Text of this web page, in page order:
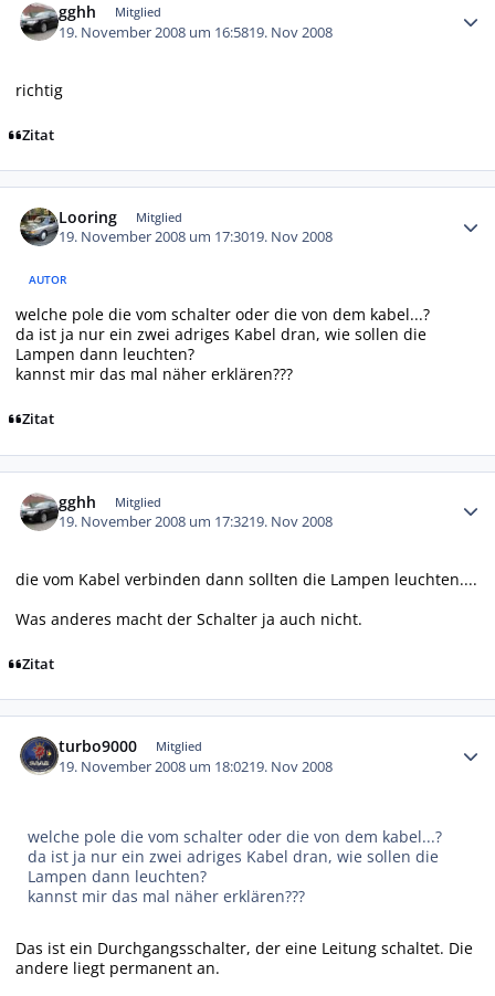
gghh Mitglied
19. November 2008 um 16:5819. Nov 2008
richtig
Zitat
Looring Mitglied
19. November 2008 um 17:3019. Nov 2008
AUTOR
welche pole die vom schalter oder die von dem kabel...?
da ist ja nur ein zwei adriges Kabel dran, wie sollen die
Lampen dann leuchten?
kannst mir das mal näher erklären???
Zitat
gghh Mitglied
19. November 2008 um 17:3219. Nov 2008
die vom Kabel verbinden dann sollten die Lampen leuchten....
Was anderes macht der Schalter ja auch nicht.
Zitat
turbo9000 Mitglied
19. November 2008 um 18:0219. Nov 2008
welche pole die vom schalter oder die von dem kabel...?
da ist ja nur ein zwei adriges Kabel dran, wie sollen die
Lampen dann leuchten?
kannst mir das mal näher erklären???
Das ist ein Durchgangsschalter, der eine Leitung schaltet. Die
andere liegt permanent an.